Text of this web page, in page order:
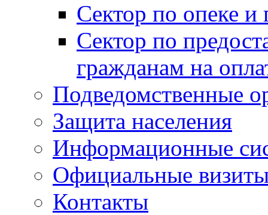
Сектор по опеке и
Сектор по
гражданам на
Подведомственные
Защита населения
Информационные
Официальные
Контакты